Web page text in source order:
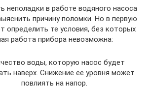
неполадки в работе водяного насоса
причину поломки. Но в первую
определить те условия, без которых
работа прибора невозможна:
воды, которую насос будет
наверх. Снижение ее уровня может
повлиять на напор.